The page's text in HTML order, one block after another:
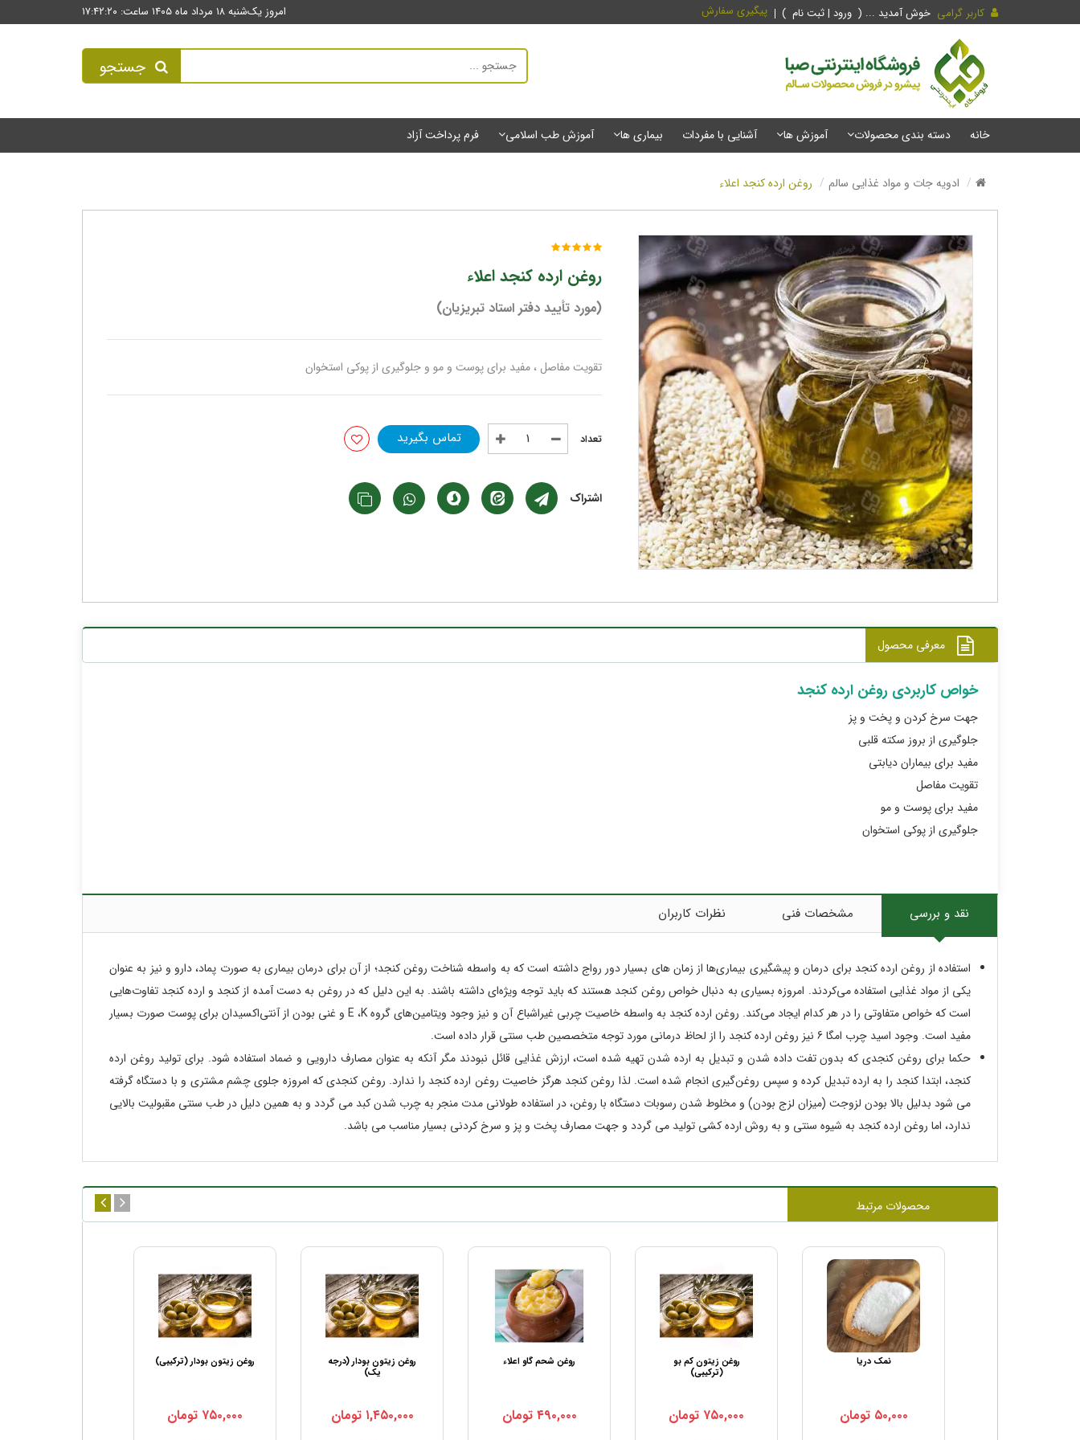
کاربر گرامی خوش آمدید ... ( ورود | ثبت نام ) پیگیری سفارش امروز یک‌شنبه ۱۸ مرداد ماه ۱۴۰۵ ساعت: ۱۷:۴۲:۲۰
جستجو
خانه دسته بندی محصولات آموزش ها آشنایی با مفردات بیماری ها آموزش طب اسلامی فرم پرداخت آزاد
ادویه جات و مواد غذایی سالم روغن ارده کنجد اعلاء
روغن ارده کنجد اعلاء
(مورد تأیید دفتر استاد تبریزیان)
تقویت مفاصل ، مفید برای پوست و مو و جلوگیری از پوکی استخوان
تماس بگیرید
اشتراک
معرفی محصول
خواص کاربردی روغن ارده کنجد
جهت سرخ کردن و پخت و پز
جلوگیری از بروز سکته قلبی
مفید برای بیماران دیابتی
تقویت مفاصل
مفید برای پوست و مو
جلوگیری از پوکی استخوان
نقد و بررسی مشخصات فنی نظرات کاربران
استفاده از روغن ارده کنجد برای درمان و پیشگیری بیماری‌ها از زمان های بسیار دور رواج داشته است که به واسطه شناخت روغن کنجد؛ از آن برای درمان بیماری به صورت پماد، دارو و نیز به عنوان
یکی از مواد غذایی استفاده می‌کردند. امروزه بسیاری به دنبال خواص روغن کنجد هستند که باید توجه ویژه‌ای داشته باشند. به این دلیل که در روغن به دست آمده از کنجد و ارده کنجد تفاوت‌هایی
است که خواص متفاوتی را در هر کدام ایجاد می‌کند. روغن ارده کنجد به واسطه خاصیت چربی غیراشباع آن و نیز وجود ویتامین‌های گروه E ،K و غنی بودن از آنتی‌اکسیدان برای پوست صورت بسیار
مفید است. وجود اسید چرب امگا 6 نیز روغن ارده کنجد را از لحاظ درمانی مورد توجه متخصصین طب سنتی قرار داده است.
حکما برای روغن کنجدی که بدون تفت داده شدن و تبدیل به ارده شدن تهیه شده است، ارزش غذایی قائل نبودند مگر آنکه به عنوان مصارف دارویی و ضماد استفاده شود. برای تولید روغن ارده
کنجد، ابتدا کنجد را به ارده تبدیل کرده و سپس روغن‌گیری انجام شده است. لذا روغن کنجد هرگز خاصیت روغن ارده کنجد را ندارد. روغن کنجدی که امروزه جلوی چشم مشتری و با دستگاه گرفته
می شود بدلیل بالا بودن لزوجت (میزان لزج بودن) و مخلوط شدن رسوبات دستگاه با روغن، در استفاده طولانی مدت منجر به چرب شدن کبد می گردد و به همین دلیل در طب سنتی مقبولیت بالایی
ندارد، اما روغن ارده کنجد به شیوه سنتی و به روش ارده کشی تولید می گردد و جهت مصارف پخت و پز و سرخ کردنی بسیار مناسب می باشد.
محصولات مرتبط
نمک دریا
۵۰,۰۰۰ تومان
روغن زیتون کم بو
(ترکیبی)
۷۵۰,۰۰۰ تومان
روغن شحم گاو اعلاء
۴۹۰,۰۰۰ تومان
روغن زیتون بودار (درجه
یک)
۱,۴۵۰,۰۰۰ تومان
روغن زیتون بودار (ترکیبی)
۷۵۰,۰۰۰ تومان